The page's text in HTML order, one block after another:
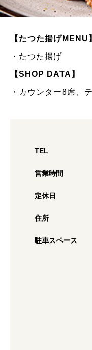
【たつた揚げMENU
・たつた揚げ
【SHOP DATA】
・カウンター8席、
TEL
営業時間
定休日
住所
駐車スペース